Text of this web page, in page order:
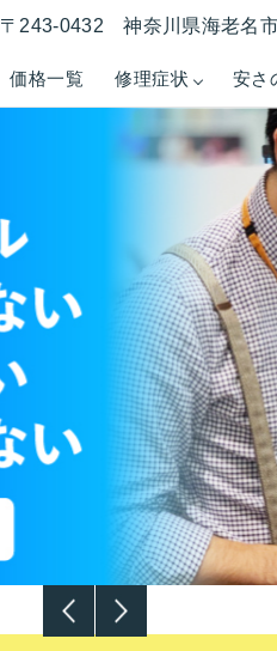
価格一覧 修理症状 安さ
〒243-0432 神奈川県海老名